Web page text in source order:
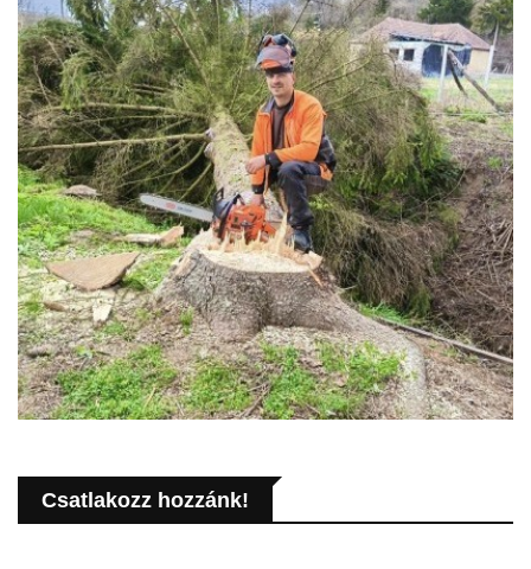
Csatlakozz hozzánk!